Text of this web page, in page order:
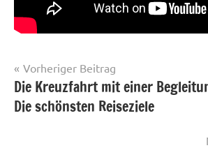
Reisen
Städte
Beitrags-
Navigation
Vorheriger Beitrag
Die Kreuzfahrt mit einer
Die schönsten Reiseziele